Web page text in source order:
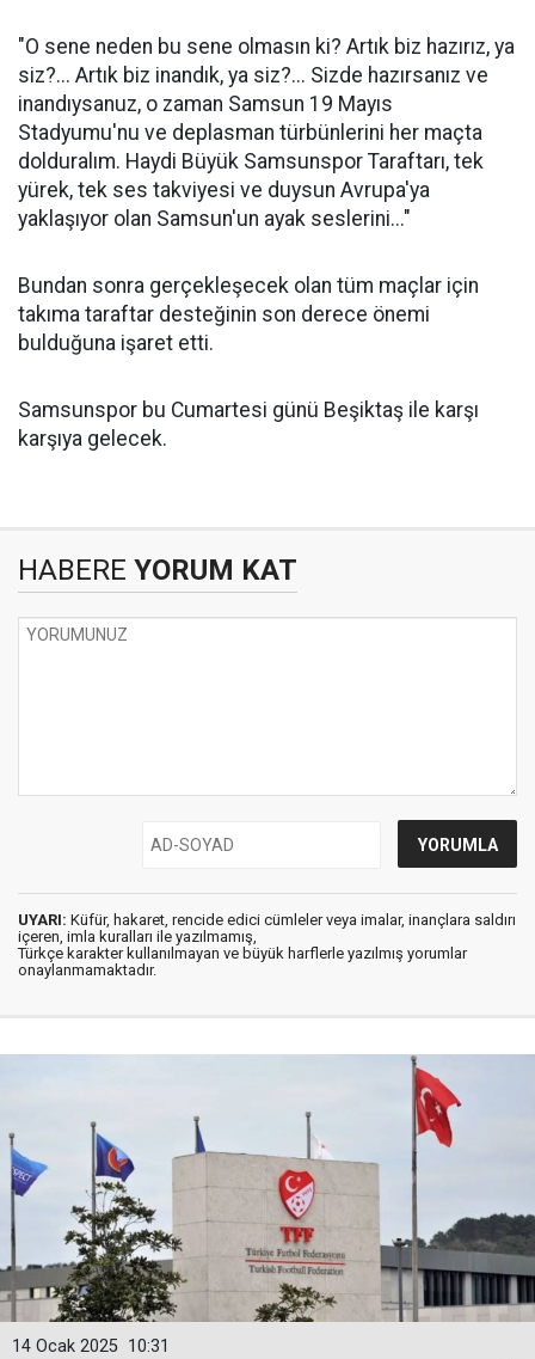
"O sene neden bu sene olmasın ki? Artık biz hazırız, ya
siz?... Artık biz inandık, ya siz?... Sizde hazırsanız ve
inandıysanuz, o zaman Samsun 19 Mayıs
Stadyumu'nu ve deplasman türbünlerini her maçta
dolduralım. Haydi Büyük Samsunspor Taraftarı, tek
yürek, tek ses takviyesi ve duysun Avrupa'ya
yaklaşıyor olan Samsun'un ayak seslerini..."
Bundan sonra gerçekleşecek olan tüm maçlar için
takıma taraftar desteğinin son derece önemi
bulduğuna işaret etti.
Samsunspor bu Cumartesi günü Beşiktaş ile karşı
karşıya gelecek.
HABERE YORUM KAT
UYARI: Küfür, hakaret, rencide edici cümleler veya imalar, inançlara saldırı
içeren, imla kuralları ile yazılmamış,
Türkçe karakter kullanılmayan ve büyük harflerle yazılmış yorumlar
onaylanmamaktadır.
10:31
14 Ocak 2025